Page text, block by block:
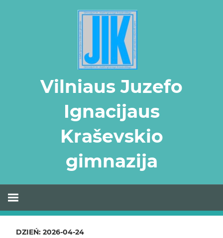
Vilniaus Juzefo
Ignacijaus
Kraševskio
gimnazija
DZIEŃ: 2026-04-24